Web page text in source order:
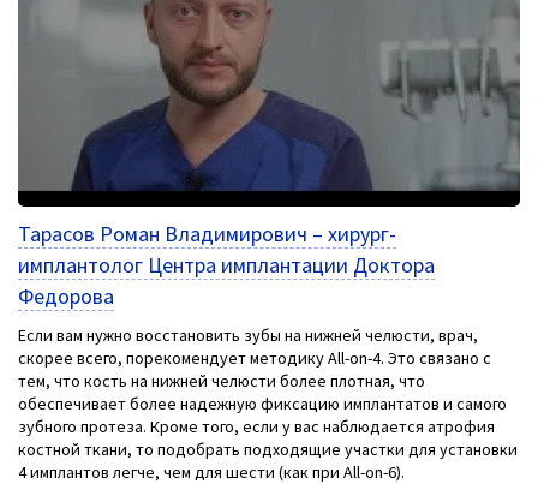
Если вам нужно восстановить зубы на нижней челюсти, врач,
скорее всего, порекомендует методику All-on-4. Это связано с
тем, что кость на нижней челюсти более плотная, что
обеспечивает более надежную фиксацию имплантатов и самого
зубного протеза. Кроме того, если у вас наблюдается атрофия
костной ткани, то подобрать подходящие участки для установки
4 имплантов легче, чем для шести (как при All-on-6).
Тарасов Роман Владимирович – хирург-
имплантолог Центра имплантации Доктора
Федорова